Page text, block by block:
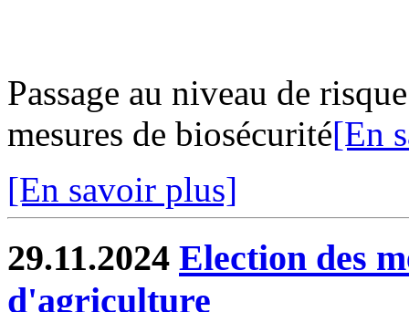
Passage au niveau de
mesures de biosécurité[En
[En savoir plus]
29.11.2024 Election des
d'agriculture